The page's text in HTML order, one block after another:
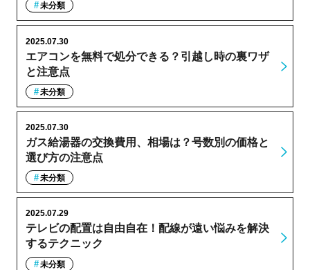
未分類
エアコンを無料で処分できる？引越し時の裏ワザ
と注意点
2025.07.30
未分類
ガス給湯器の交換費用、相場は？号数別の価格と
選び方の注意点
2025.07.30
未分類
テレビの配置は自由自在！配線が遠い悩みを解決
するテクニック
2025.07.29
未分類